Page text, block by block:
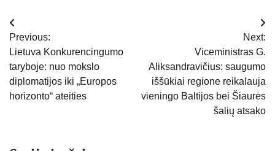
Navigacija
tarp
įrašų
Previous:
Lietuva Konkurencingumo
taryboje: nuo mokslo
diplomatijos iki „Europos
horizonto“ ateities
Next:
Viceministras G.
Aliksandravičius: saugumo
iššūkiai regione reikalauja
vieningo Baltijos bei Šiaurės
šalių atsako